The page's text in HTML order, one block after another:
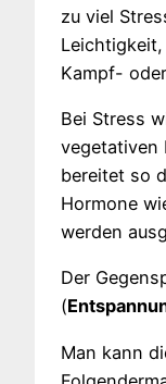
zu viel
Kampf-
Bei Stress
vegetativen
bereitet so
Hormone
werden
Der
(
Man kann